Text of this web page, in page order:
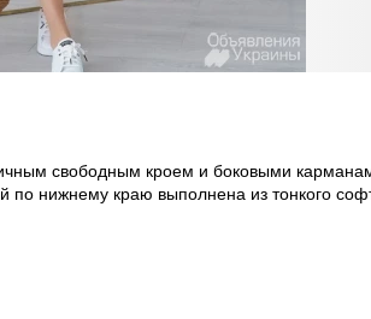
свободным кроем и боковыми
по нижнему краю выполнена из тонкого